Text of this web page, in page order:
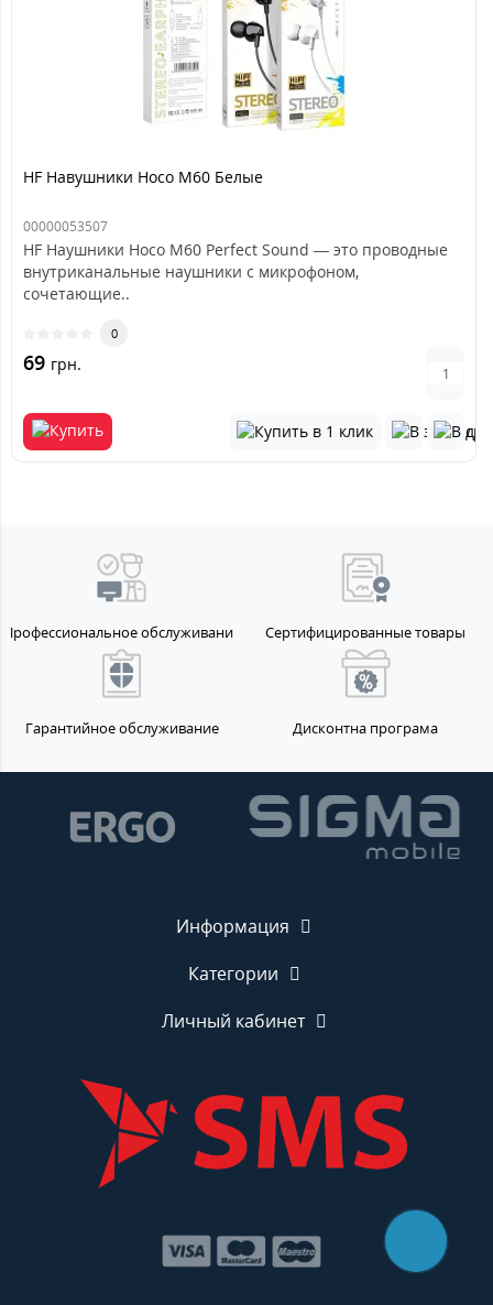
HF Навушники Hoco M60 Белые
00000053507
HF Наушники Hoco M60 Perfect Sound — это проводные
внутриканальные наушники с микрофоном,
сочетающие..
0
69 грн.
Профессиональное обслуживание Сертифицированные товары
Гарантийное обслуживание Дисконтна програма
Информация
Категории
Личный кабинет